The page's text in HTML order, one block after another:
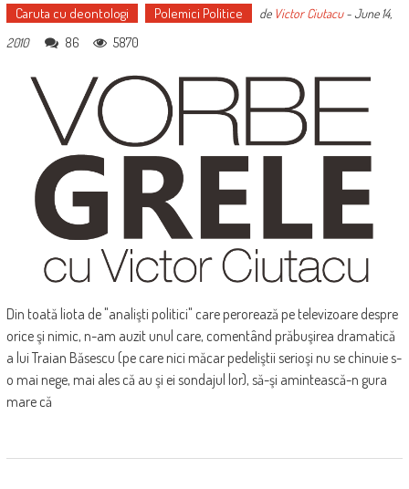
Caruta cu deontologi Polemici Politice de Victor Ciutacu-June 14,
2010
86 5870
Din toată liota de "analişti politici" care perorează pe televizoare despre
orice şi nimic, n-am auzit unul care, comentând prăbuşirea dramatică
a lui Traian Băsescu (pe care nici măcar pedeliştii serioşi nu se chinuie s-
o mai nege, mai ales că au şi ei sondajul lor), să-şi amintească-n gura
mare că